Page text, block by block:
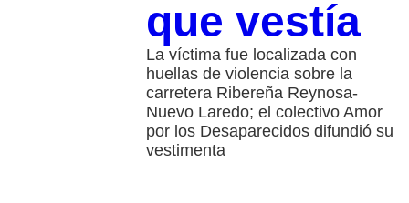
que vestía
La víctima fue localizada con
huellas de violencia sobre la
carretera Ribereña Reynosa-
Nuevo Laredo; el colectivo Amor
por los Desaparecidos difundió su
vestimenta